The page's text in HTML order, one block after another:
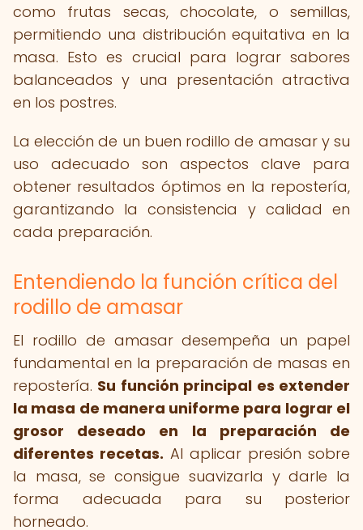
como frutas secas, chocolate, o semillas,
permitiendo una distribución equitativa en la
masa. Esto es crucial para lograr sabores
balanceados y una presentación atractiva
en los postres.
La elección de un buen rodillo de amasar y su
uso adecuado son aspectos clave para
obtener resultados óptimos en la repostería,
garantizando la consistencia y calidad en
cada preparación.
Entendiendo la función crítica del
rodillo de amasar
El rodillo de amasar desempeña un papel
fundamental en la preparación de masas en
repostería. Su función principal es extender
la masa de manera uniforme para lograr el
grosor deseado en la preparación de
diferentes recetas. Al aplicar presión sobre
la masa, se consigue suavizarla y darle la
forma adecuada para su posterior
horneado.